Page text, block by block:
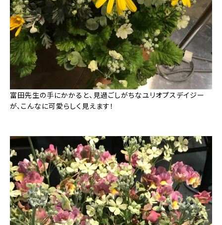
富田先生の手にかかると、見過ごしがちなユリオプスデイジー
が、こんなに可愛らしく見えます！